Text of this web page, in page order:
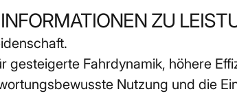
ZU
gesteigerte Fahrdynamik, höhere
Nutzung und die